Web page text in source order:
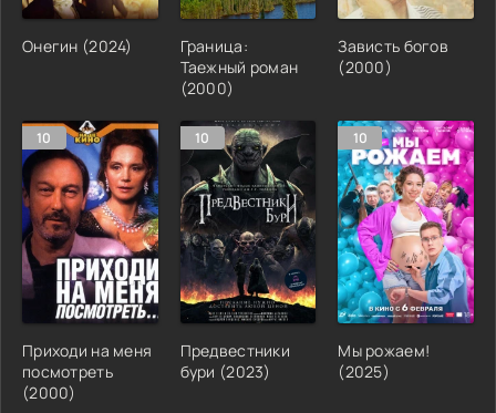
Онегин (2024)
Граница:
Таежный роман
(2000)
Зависть богов
(2000)
10
Приходи на меня
посмотреть
(2000)
10
Предвестники
бури (2023)
10
Мы рожаем!
(2025)